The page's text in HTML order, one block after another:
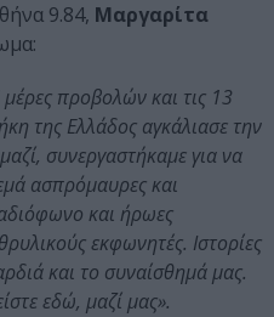
9.84, Μαργαρίτα
προβολών και τις 13
της Ελλάδος αγκάλιασε την
συνεργαστήκαμε για να
ασπρόμαυρες και
και ήρωες
εκφωνητές. Ιστορίες
και το συναίσθημά μας.
εδώ, μαζί μας».